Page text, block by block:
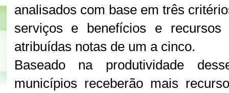
analisados com base em três
serviços e benefícios e recursos
atribuídas notas de um a cinco.
Baseado na produtividade
municípios receberão mais